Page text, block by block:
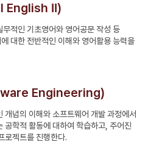
English II)
적인 기초영어와 영어공문 작성 등
대한 전반적인 이해와 영어활용 능력을
Engineering)
개념의 이해와 소프트웨어 개발 과정에서
공학적 활동에 대하여 학습하고, 주어진
로젝트를 진행한다.